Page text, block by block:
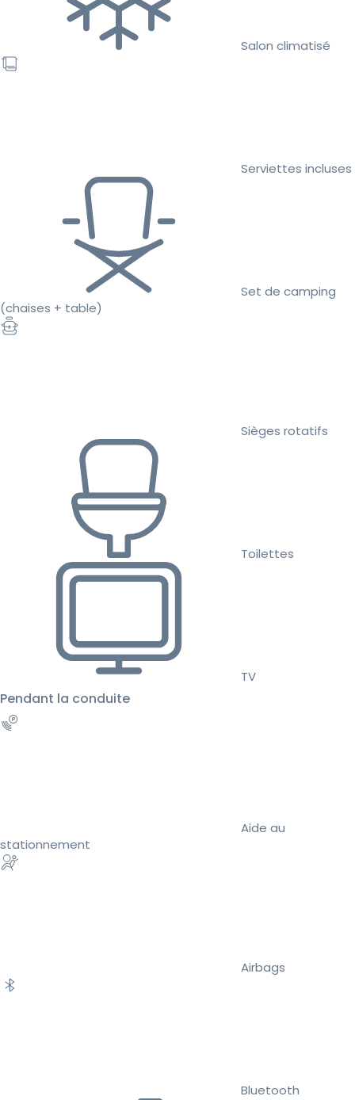
Salon climatisé
Serviettes incluses
Set de camping
(chaises + table)
Sièges rotatifs
Toilettes
TV
Pendant la conduite
Aide au
stationnement
Airbags
Bluetooth